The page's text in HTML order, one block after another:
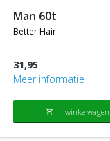
man 60t
better hair
31,95
Meer informatie
shopping_cart In winkelwagen